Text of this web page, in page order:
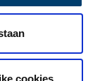
cookies